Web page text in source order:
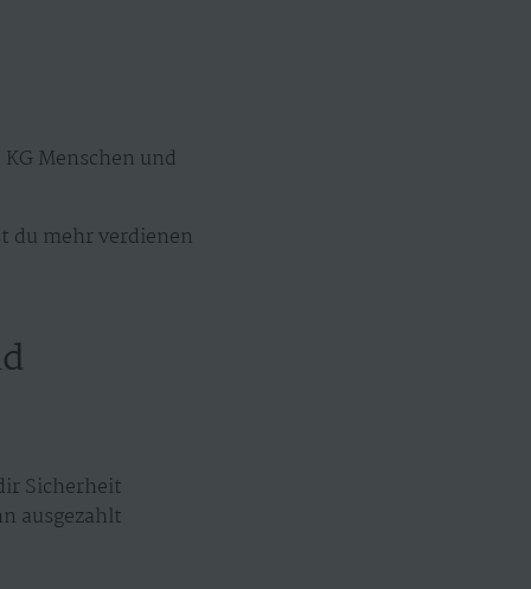
Menschen und
du mehr verdienen
Sicherheit
ausgezahlt